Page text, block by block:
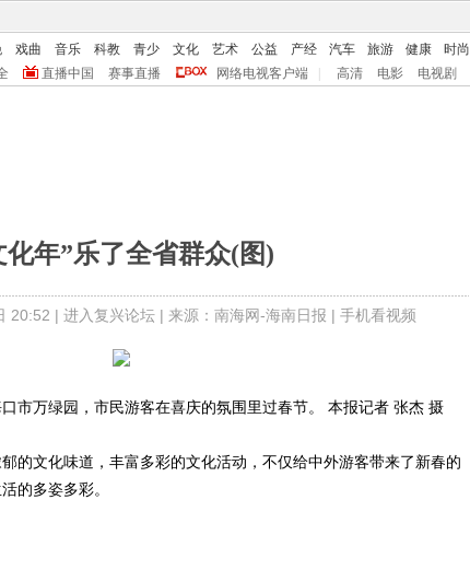
戏曲 音乐 科教 青少 文化 艺术 公益 产经 汽车 旅游 健康 时尚
直播中国 赛事直播 网络电视客户端 高清 电影 电视剧
化年”乐了全省群众(图)
20:52 | 进入复兴论坛 | 来源：南海网-海南日报 | 手机看视频
万绿园，市民游客在喜庆的氛围里过春节。 本报记者 张杰 摄
文化味道，丰富多彩的文化活动，不仅给中外游客带来了新春的
的多姿多彩。